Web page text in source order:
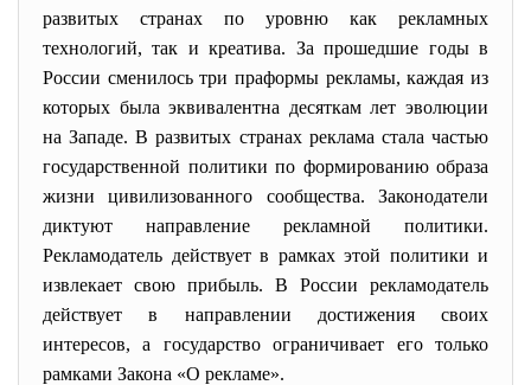
развитых странах по уровню как рекламных
технологий, так и креатива. За прошедшие годы в
России сменилось три праформы рекламы, каждая из
которых была эквивалентна десяткам лет эволюции
на Западе. В развитых странах реклама стала частью
государственной политики по формированию образа
жизни цивилизованного сообщества. Законодатели
диктуют направление рекламной политики.
Рекламодатель действует в рамках этой политики и
извлекает свою прибыль. В России рекламодатель
действует в направлении достижения своих
интересов, а государство ограничивает его только
рамками Закона «О рекламе».